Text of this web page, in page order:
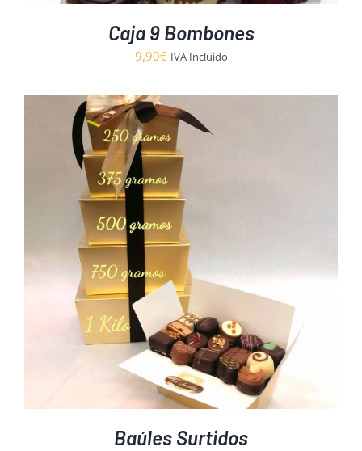
Caja 9 Bombones
9,90€ IVA Incluido
Baúles Surtidos